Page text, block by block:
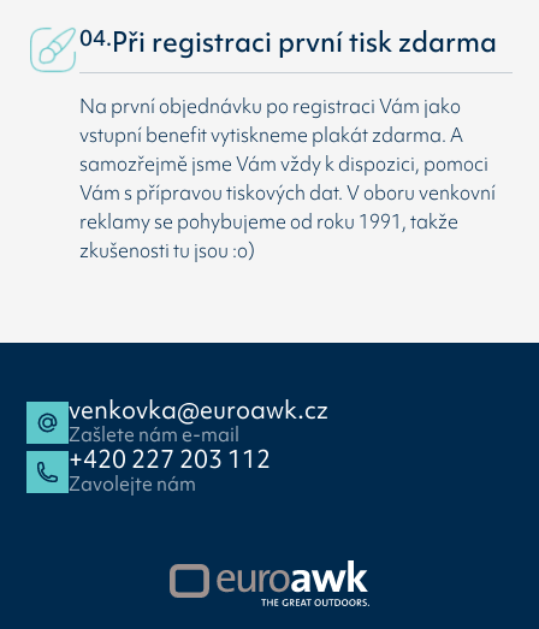
04.Při registraci první tisk zdarma
Na první objednávku po registraci Vám jako
vstupní benefit vytiskneme plakát zdarma. A
samozřejmě jsme Vám vždy k dispozici, pomoci
Vám s přípravou tiskových dat. V oboru venkovní
reklamy se pohybujeme od roku 1991, takže
zkušenosti tu jsou :o)
venkovka@euroawk.cz
Zašlete nám e-mail
+420 227 203 112
Zavolejte nám